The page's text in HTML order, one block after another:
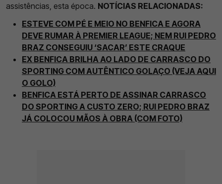
assistências, esta época. NOTÍCIAS RELACIONADAS:
ESTEVE COM PÉ E MEIO NO BENFICA E AGORA
DEVE RUMAR À PREMIER LEAGUE; NEM RUI PEDRO
BRAZ CONSEGUIU ‘SACAR’ ESTE CRAQUE
EX BENFICA BRILHA AO LADO DE CARRASCO DO
SPORTING COM AUTÊNTICO GOLAÇO (VEJA AQUI
O GOLO)
BENFICA ESTÁ PERTO DE ASSINAR CARRASCO
DO SPORTING A CUSTO ZERO; RUI PEDRO BRAZ
JÁ COLOCOU MÃOS À OBRA (COM FOTO)